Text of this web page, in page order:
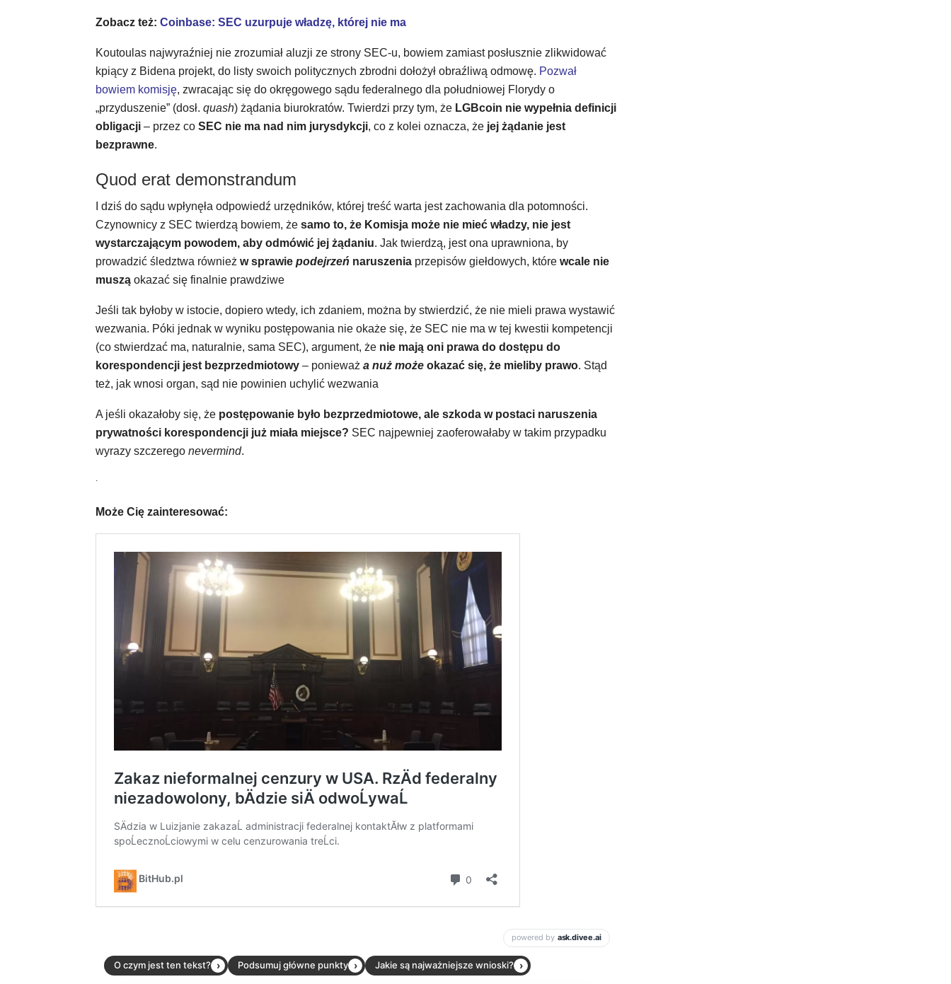
Zobacz też: Coinbase: SEC uzurpuje władzę, której nie ma
Koutoulas najwyraźniej nie zrozumiał aluzji ze strony SEC-u, bowiem zamiast posłusznie zlikwidować
kpiący z Bidena projekt, do listy swoich politycznych zbrodni dołożył obraźliwą odmowę. Pozwał
bowiem komisję, zwracając się do okręgowego sądu federalnego dla południowej Florydy o
„przyduszenie” (dosł. quash) żądania biurokratów. Twierdzi przy tym, że LGBcoin nie wypełnia definicji
obligacji– przez co SEC nie ma nad nim jurysdykcji, co z kolei oznacza, że jej żądanie jest
bezprawne.
Quod erat demonstrandum
I dziś do sądu wpłynęła odpowiedź urzędników, której treść warta jest zachowania dla potomności.
Czynownicy z SEC twierdzą bowiem, że samo to, że Komisja może nie mieć władzy, nie jest
wystarczającym powodem, aby odmówić jej żądaniu. Jak twierdzą, jest ona uprawniona, by
prowadzić śledztwa również w sprawie podejrzeń naruszenia przepisów giełdowych, które wcale nie
musząokazać się finalnie prawdziwe
Jeśli tak byłoby w istocie, dopiero wtedy, ich zdaniem, można by stwierdzić, że nie mieli prawa wystawić
wezwania. Póki jednak w wyniku postępowania nie okaże się, że SEC nie ma w tej kwestii kompetencji
(co stwierdzać ma, naturalnie, sama SEC), argument, że nie mają oni prawa do dostępu do
korespondencji jest bezprzedmiotowy– ponieważ a nuż możeokazać się, że mieliby prawo. Stąd
też, jak wnosi organ, sąd nie powinien uchylić wezwania
A jeśli okazałoby się, że postępowanie było bezprzedmiotowe, ale szkoda w postaci naruszenia
prywatności korespondencji już miała miejsce? SEC najpewniej zaoferowałaby w takim przypadku
wyrazy szczerego nevermind.
Może Cię zainteresować: